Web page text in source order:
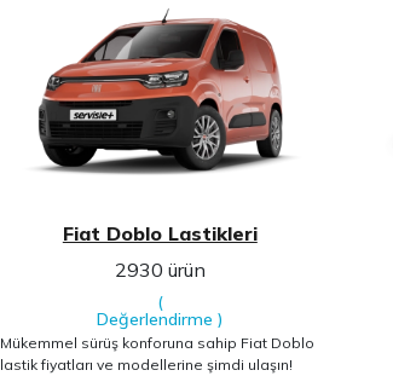
Fiat Doblo Lastikleri
2930 ürün
(
Değerlendirme )
Mükemmel sürüş konforuna sahip Fiat Doblo
lastik fiyatları ve modellerine şimdi ulaşın!